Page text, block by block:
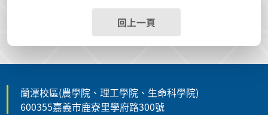
回上一頁
蘭潭校區(農學院、理工學院、生命科學院)
600355嘉義市鹿寮里學府路300號